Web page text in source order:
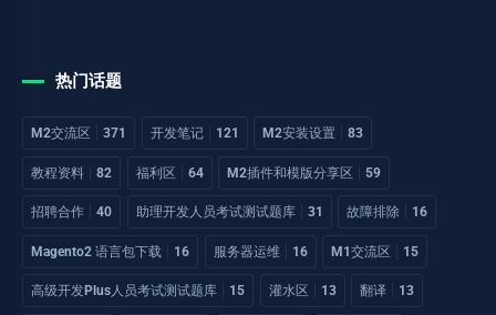
热门话题
M2交流区 371 开发笔记 121 M2安装设置 83
教程资料 82 福利区 64 M2插件和模版分享区 59
招聘合作 40 助理开发人员考试测试题库 31 故障排除 16
Magento2 语言包下载 16 服务器运维 16 M1交流区 15
高级开发Plus人员考试测试题库 15 灌水区 13 翻译 13